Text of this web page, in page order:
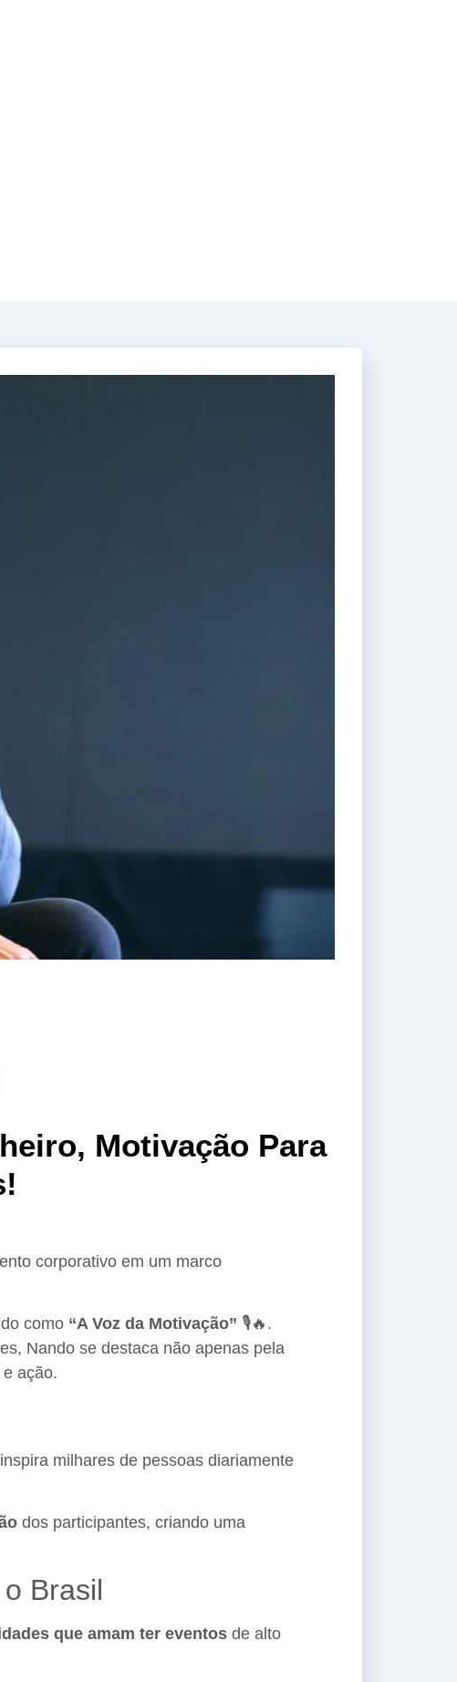
Motivação Para
corporativo em um marco
como “A Voz da Motivação” 🎙️🔥.
Nando se destaca não apenas pela
ação.
milhares de pessoas diariamente
dos participantes, criando uma
Brasil
que amam ter eventos de alto